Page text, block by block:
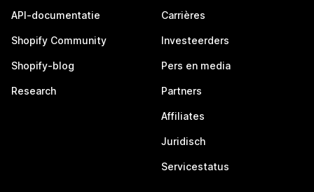
API-documentatie
Shopify Community
Shopify-blog
Research
Carrières
Investeerders
Pers en media
Partners
Affiliates
Juridisch
Servicestatus